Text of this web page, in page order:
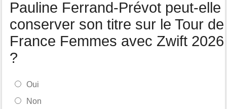
WorldTour
Pauline Ferrand-Prévot peut-elle
conserver son titre sur le Tour de
France Femmes avec Zwift 2026
?
Oui
Non